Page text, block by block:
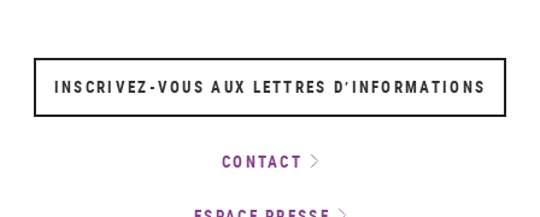
INSCRIVEZ-VOUS AUX LETTRES D’INFORMATIONS
CONTACT